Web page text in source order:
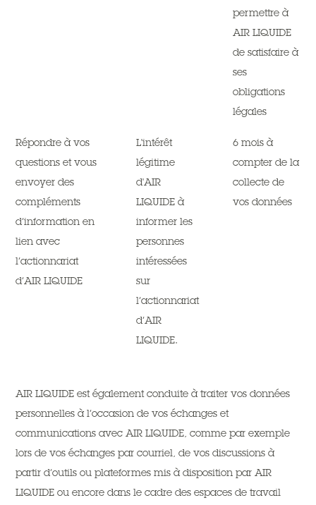
permettre à
AIR LIQUIDE
de satisfaire à
ses
obligations
légales
Répondre à vos
questions et vous
envoyer des
compléments
d’information en
lien avec
l’actionnariat
d’AIR LIQUIDE
L'intérêt
légitime
d'AIR
LIQUIDE à
informer les
personnes
intéressées
sur
l’actionnariat
d’AIR
LIQUIDE.
6 mois à
compter de la
collecte de
vos données
AIR LIQUIDE est également conduite à traiter vos données
personnelles à l’occasion de vos échanges et
communications avec AIR LIQUIDE, comme par exemple
lors de vos échanges par courriel, de vos discussions à
partir d’outils ou plateformes mis à disposition par AIR
LIQUIDE ou encore dans le cadre des espaces de travail